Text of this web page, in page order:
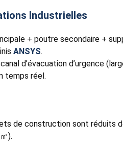
Industrielles
+ poutre secondaire +
ANSYS.
d’évacuation d’urgence
temps réel.
de construction sont réduits
).